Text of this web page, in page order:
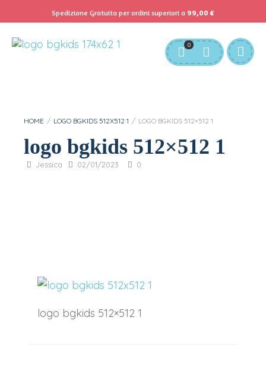
Servizio Clienti: info@bgkids.it +39 345 627 9165
Download APP B&G Kids
0
HOME / LOGO BGKIDS 512X512 1 / LOGO BGKIDS 512×512 1
logo bgkids 512×512 1
Jessica 02/01/2023 0
logo bgkids 512×512 1
Spedizione Gratuita per ordini superiori a 99,00 €